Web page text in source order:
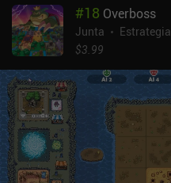
#18 Overboss
Junta
Estrategia
$3.99